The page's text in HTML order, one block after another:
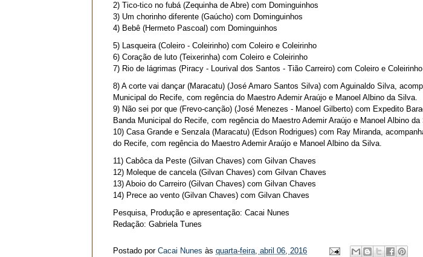
2) Tico-tico no fubá (Zequinha de Abre) com Dominguinhos
3) Um chorinho diferente (Gaúcho) com Dominguinhos
4) Bebê (Hermeto Pascoal) com Dominguinhos
5) Lasqueira (Coleiro - Coleirinho) com Coleiro e Coleirinho
6) Coração de luto (Teixerinha) com Coleiro e Coleirinho
7) Rio de lágrimas (Piracy - Lourival dos Santos - Tião Carreiro) com Coleiro e Coleirinho
8) A corte vai dançar (Maracatu) (José Amaro Santos Silva) com Aguinaldo Silva,
Municipal do Recife, com regência do Maestro Ademir Araújo e Manoel Albino da Silva.
9) Não sei por que (Frevo-canção) (José Menezes - Manoel Gilberto) com Expedito
Banda Municipal do Recife, com regência do Maestro Ademir Araújo e Manoel Albino da
10) Casa Grande e Senzala (Maracatu) (Edson Rodrigues) com Ray Miranda,
do Recife, com regência do Maestro Ademir Araújo e Manoel Albino da Silva.
11) Cabôca da Peste (Gilvan Chaves) com Gilvan Chaves
12) Moleque de cancela (Gilvan Chaves) com Gilvan Chaves
13) Aboio do Carreiro (Gilvan Chaves) com Gilvan Chaves
14) Prece ao vento (Gilvan Chaves) com Gilvan Chaves
Pesquisa, Produção e apresentação: Cacai Nunes
Redação: Gabriela Tunes
Postado por Cacai Nunes às quarta-feira, abril 06, 2016